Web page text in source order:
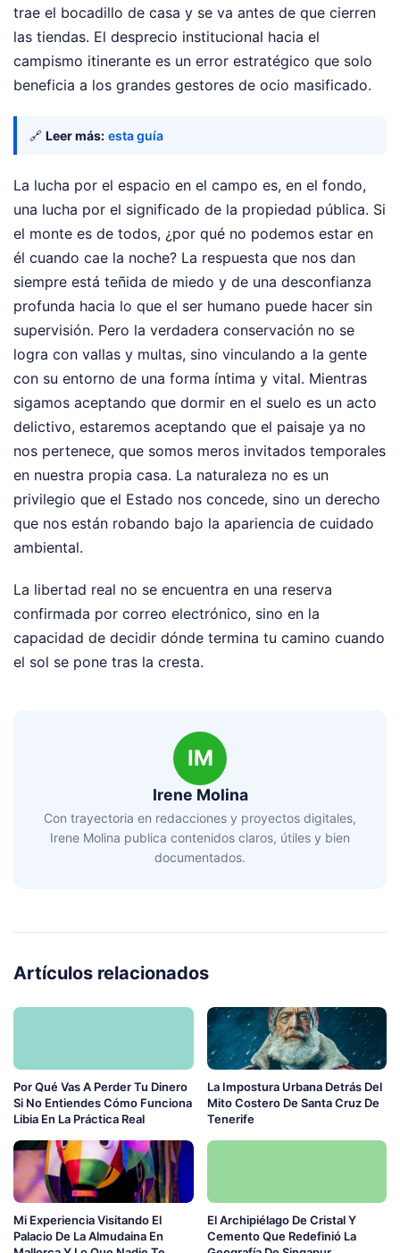
trae el bocadillo de casa y se va antes de que cierren
las tiendas. El desprecio institucional hacia el
campismo itinerante es un error estratégico que solo
beneficia a los grandes gestores de ocio masificado.
🔗 Leer más: esta guía
La lucha por el espacio en el campo es, en el fondo,
una lucha por el significado de la propiedad pública. Si
el monte es de todos, ¿por qué no podemos estar en
él cuando cae la noche? La respuesta que nos dan
siempre está teñida de miedo y de una desconfianza
profunda hacia lo que el ser humano puede hacer sin
supervisión. Pero la verdadera conservación no se
logra con vallas y multas, sino vinculando a la gente
con su entorno de una forma íntima y vital. Mientras
sigamos aceptando que dormir en el suelo es un acto
delictivo, estaremos aceptando que el paisaje ya no
nos pertenece, que somos meros invitados temporales
en nuestra propia casa. La naturaleza no es un
privilegio que el Estado nos concede, sino un derecho
que nos están robando bajo la apariencia de cuidado
ambiental.
La libertad real no se encuentra en una reserva
confirmada por correo electrónico, sino en la
capacidad de decidir dónde termina tu camino cuando
el sol se pone tras la cresta.
IM
Irene Molina
Con trayectoria en redacciones y proyectos digitales,
Irene Molina publica contenidos claros, útiles y bien
documentados.
Artículos relacionados
Por Qué Vas A Perder Tu Dinero
Si No Entiendes Cómo Funciona
Libia En La Práctica Real
La Impostura Urbana Detrás Del
Mito Costero De Santa Cruz De
Tenerife
Mi Experiencia Visitando El
Palacio De La Almudaina En
El Archipiélago De Cristal Y
Cemento Que Redefinió La